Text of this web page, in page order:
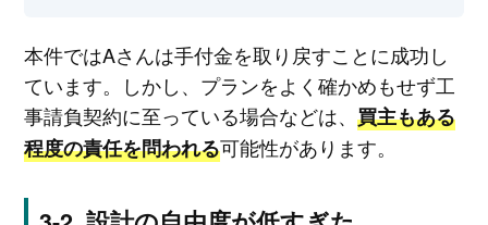
本件ではAさんは手付金を取り戻すことに成功し
ています。しかし、プランをよく確かめもせず工
事請負契約に至っている場合などは、 買主もある
程度の責任を問われる可能性があります。